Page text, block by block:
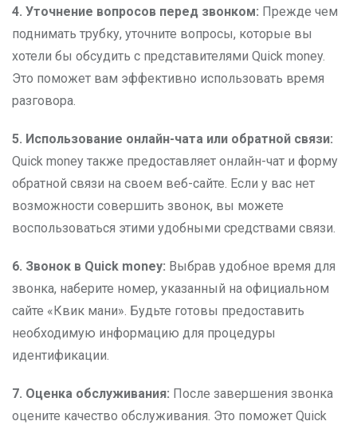
4. Уточнение вопросов перед звонком: Прежде чем
поднимать трубку, уточните вопросы, которые вы
хотели бы обсудить с представителями Quick money.
Это поможет вам эффективно использовать время
разговора.
5. Использование онлайн-чата или обратной связи:
Quick money также предоставляет онлайн-чат и форму
обратной связи на своем веб-сайте. Если у вас нет
возможности совершить звонок, вы можете
воспользоваться этими удобными средствами связи.
6. Звонок в Quick money: Выбрав удобное время для
звонка, наберите номер, указанный на официальном
сайте «Квик мани». Будьте готовы предоставить
необходимую информацию для процедуры
идентификации.
7. Оценка обслуживания: После завершения звонка
оцените качество обслуживания. Это поможет Quick